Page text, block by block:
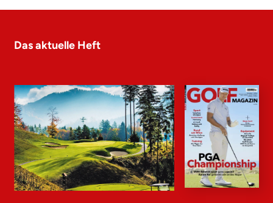
Das aktuelle Heft